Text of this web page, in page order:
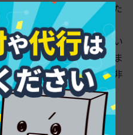
る点です。背景を透明にした
パーツなど幅広い用途で
式は可逆圧縮を採用してい
しないという魅力がありま
質で維持したい場合には非
法の詳細 – 圧縮効